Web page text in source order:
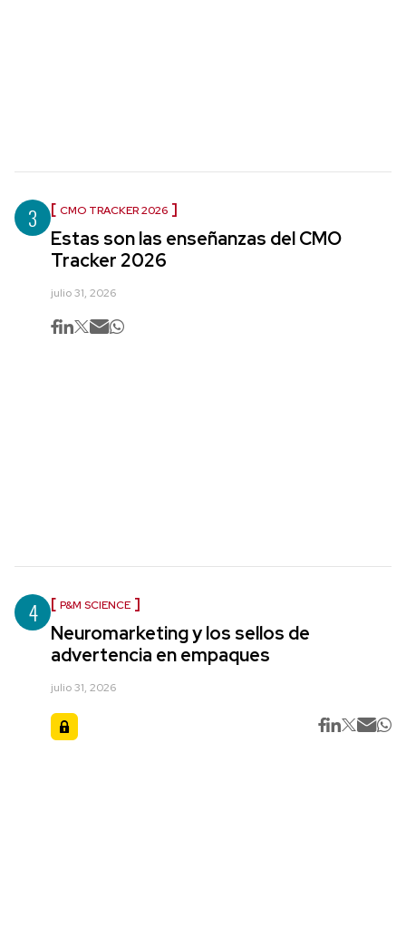
3 CMO TRACKER 2026
Estas son las enseñanzas del CMO
Tracker 2026
julio 31, 2026
4 P&M SCIENCE
Neuromarketing y los sellos de
advertencia en empaques
julio 31, 2026